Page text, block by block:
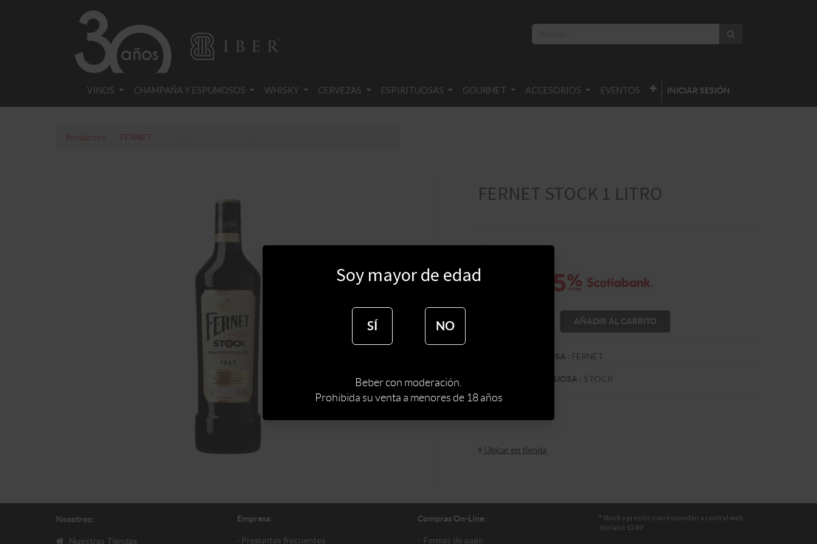
VINOS CHAMPAÑA Y ESPUMOSOS WHISKY CERVEZAS ESPIRITUOSAS GOURMET ACCESORIOS EVENTOS INICIAR SESIÓN
Productos FERNET
FERNET STOCK 1 LITRO
$790
$
AÑADIR AL CARRITO
TIPO DE ESPIRITUOSA : FERNET
MARCA DE ESPIRITUOSA : STOCK
Ubicar en tienda
Nosotros:
Nuestras Tiendas
Empresa:
· Preguntas frecuentes
Compras On-Line:
· Formas de pago
* Stock y precios corresponden a central web
Soriano 1249
Soy mayor de edad
SÍ NO
Beber con moderación.
Prohibida su venta a menores de 18 años